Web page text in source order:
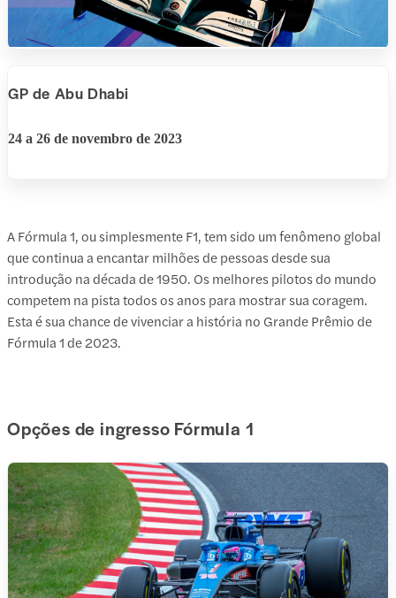
GP de Abu Dhabi
24 a 26 de novembro de 2023
A Fórmula 1, ou simplesmente F1, tem sido um fenômeno global
que continua a encantar milhões de pessoas desde sua
introdução na década de 1950. Os melhores pilotos do mundo
competem na pista todos os anos para mostrar sua coragem.
Esta é sua chance de vivenciar a história no Grande Prêmio de
Fórmula 1 de 2023.
Opções de ingresso Fórmula 1